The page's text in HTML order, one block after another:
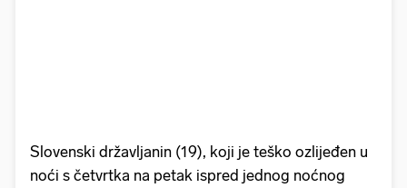
Slovenski državljanin (19), koji je teško ozlijeđen u
noći s četvrtka na petak ispred jednog noćnog